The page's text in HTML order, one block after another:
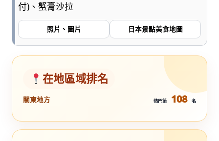
付)、蟹膏沙拉
照片、圖片 日本景點美食地圖
在地區域排名
關東地方 熱門第 108 名